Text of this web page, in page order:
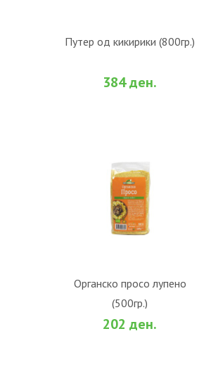
Путер од кикирики (800гр.)
384 ден.
Органско просо лупено
(500гр.)
202 ден.
ВО КОШНИЧКА